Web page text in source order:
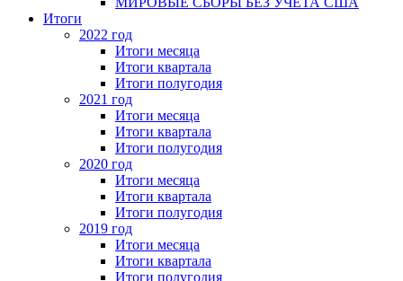
Итоги
2022 год
Итоги месяца
Итоги квартала
Итоги полугодия
2021 год
Итоги месяца
Итоги квартала
Итоги полугодия
2020 год
Итоги месяца
Итоги квартала
Итоги полугодия
2019 год
Итоги месяца
Итоги квартала
Итоги полугодия